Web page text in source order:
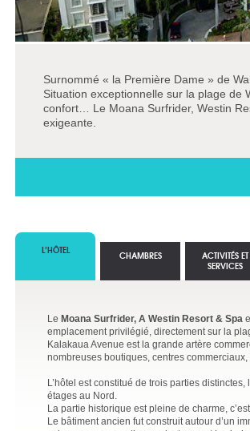
Surnommé « la Première Dame » de
Situation exceptionnelle sur la plage de
confort… Le Moana Surfrider, Westin
exigeante.
L’HÔTEL
Le Moana Surfrider, A Westin Resort & Spa
emplacement privilégié, directement sur la
Kalakaua Avenue est la grande artère
nombreuses boutiques, centres
L’hôtel est constitué de trois parties
étages au Nord.
La partie historique est pleine de charme,
Le bâtiment ancien fut construit autour d’un
CHAMBRES
ACTIVITÉS ET
SERVICES